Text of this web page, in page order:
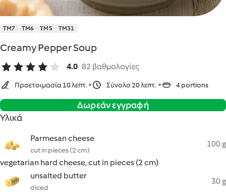
TM7 TM6 TM5 TM31
Creamy Pepper Soup
4.0 82 βαθμολογίες
Προετοιμασία 10 λεπτ. Σύνολο 20 λεπτ. 4 portions
Δωρεάν εγγραφή
Υλικά
Parmesan cheese
cut in pieces (2 cm)
100 g
vegetarian hard cheese, cut in pieces (2 cm)
unsalted butter
diced
30 g